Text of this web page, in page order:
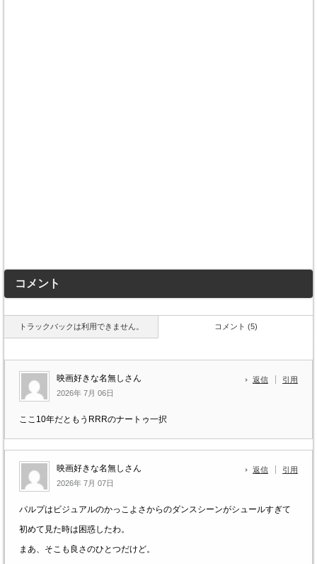
コメント
トラックバックは利用できません。 コメント (5)
映画好きな名無しさん
2026年 7月 06日
返信 引用
ここ10年だともうRRRのナートゥ一択
映画好きな名無しさん
2026年 7月 07日
返信 引用
パルプはビジュアルのかっこよさからのダンスシーンがシュールすぎて
初めて見た時は困惑したわ。
まあ、そこも良さのひとつだけど。